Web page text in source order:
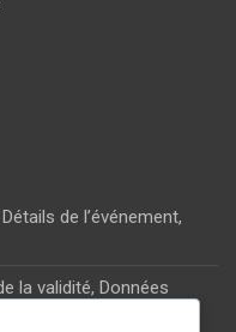
de l’événement,
la validité, Données